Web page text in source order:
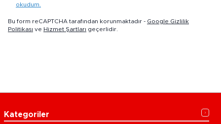
okudum.
Bu form reCAPTCHA tarafından korunmaktadır - Google Gizlilik
Politikası ve Hizmet Şartları geçerlidir.
Kategoriler